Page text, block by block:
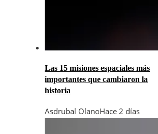
Las 15 misiones espaciales más
importantes que cambiaron la
historia
Asdrubal OlanoHace 2 días